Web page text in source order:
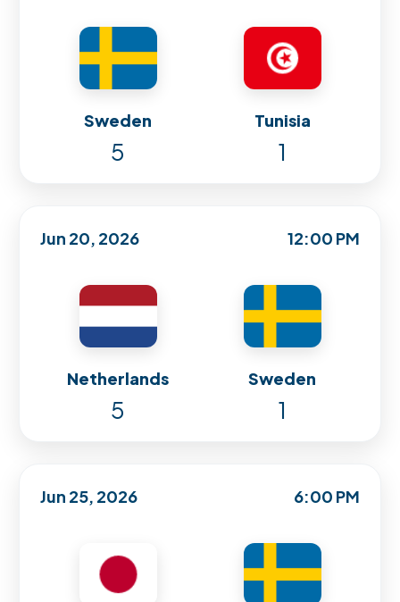
Sweden Tunisia
5 1
Jun 20, 2026 12:00 PM
Netherlands Sweden
5 1
Jun 25, 2026 6:00 PM